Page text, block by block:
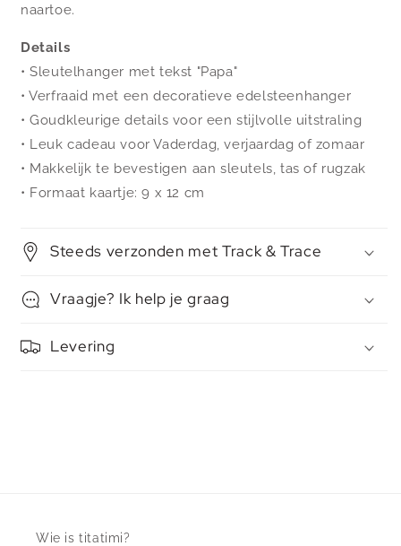
naartoe.
Details
• Sleutelhanger met tekst "Papa"
• Verfraaid met een decoratieve edelsteenhanger
• Goudkleurige details voor een stijlvolle uitstraling
• Leuk cadeau voor Vaderdag, verjaardag of zomaar
• Makkelijk te bevestigen aan sleutels, tas of rugzak
• Formaat kaartje: 9 x 12 cm
Steeds verzonden met Track & Trace
Vraagje? Ik help je graag
Levering
Wie is titatimi?